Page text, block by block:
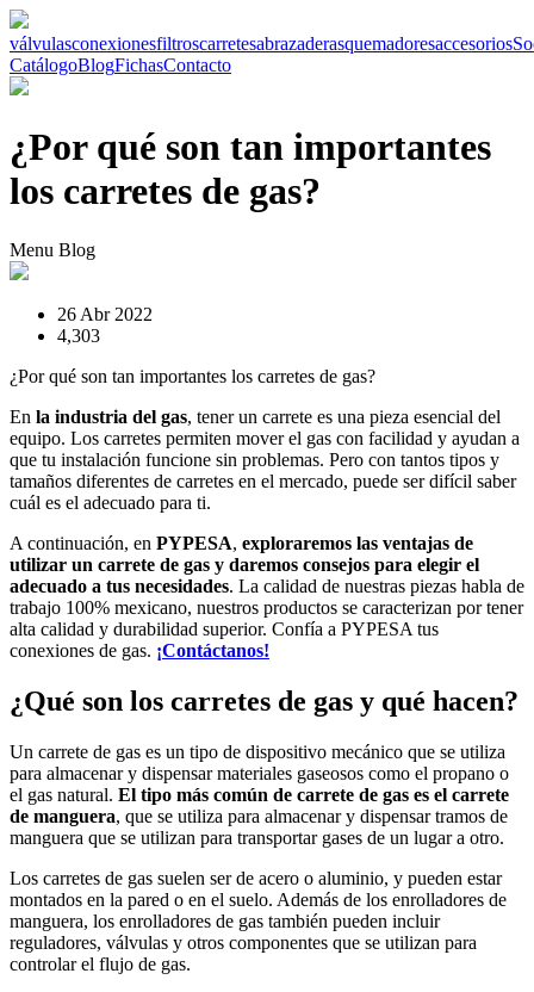
válvulasconexionesfiltroscarretesabrazaderasquemadoresaccesorios
CatálogoBlogFichasContacto
¿Por qué son tan importantes
los carretes de gas?
Menu Blog
26 Abr 2022
4,303
¿Por qué son tan importantes los carretes de gas?
En la industria del gas, tener un carrete es una pieza esencial del
equipo. Los carretes permiten mover el gas con facilidad y ayudan a
que tu instalación funcione sin problemas. Pero con tantos tipos y
tamaños diferentes de carretes en el mercado, puede ser difícil saber
cuál es el adecuado para ti.
A continuación, en PYPESA, exploraremos las ventajas de
utilizar un carrete de gas y daremos consejos para elegir el
adecuado a tus necesidades. La calidad de nuestras piezas habla de
trabajo 100% mexicano, nuestros productos se caracterizan por tener
alta calidad y durabilidad superior. Confía a PYPESA tus
conexiones de gas. ¡Contáctanos!
¿Qué son los carretes de gas y qué hacen?
Un carrete de gas es un tipo de dispositivo mecánico que se utiliza
para almacenar y dispensar materiales gaseosos como el propano o
el gas natural. El tipo más común de carrete de gas es el carrete
de manguera, que se utiliza para almacenar y dispensar tramos de
manguera que se utilizan para transportar gases de un lugar a otro.
Los carretes de gas suelen ser de acero o aluminio, y pueden estar
montados en la pared o en el suelo. Además de los enrolladores de
manguera, los enrolladores de gas también pueden incluir
reguladores, válvulas y otros componentes que se utilizan para
controlar el flujo de gas.